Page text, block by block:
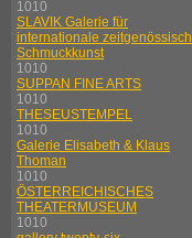
1010
SLAVIK Galerie für
internationale
Schmuckkunst
1010
SUPPAN FINE ARTS
1010
THESEUSTEMPEL
1010
Galerie Elisabeth & Klaus
Thoman
1010
ÖSTERREICHISCHES
THEATERMUSEUM
1010